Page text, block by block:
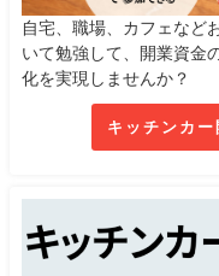
自宅、職場、カフェなど
いて勉強して、開業資金
化を実現しませんか？
キッチンカ